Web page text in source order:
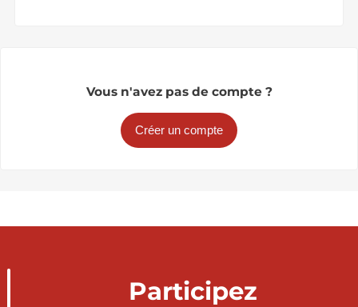
Vous n'avez pas de compte ?
Créer un compte
Participez